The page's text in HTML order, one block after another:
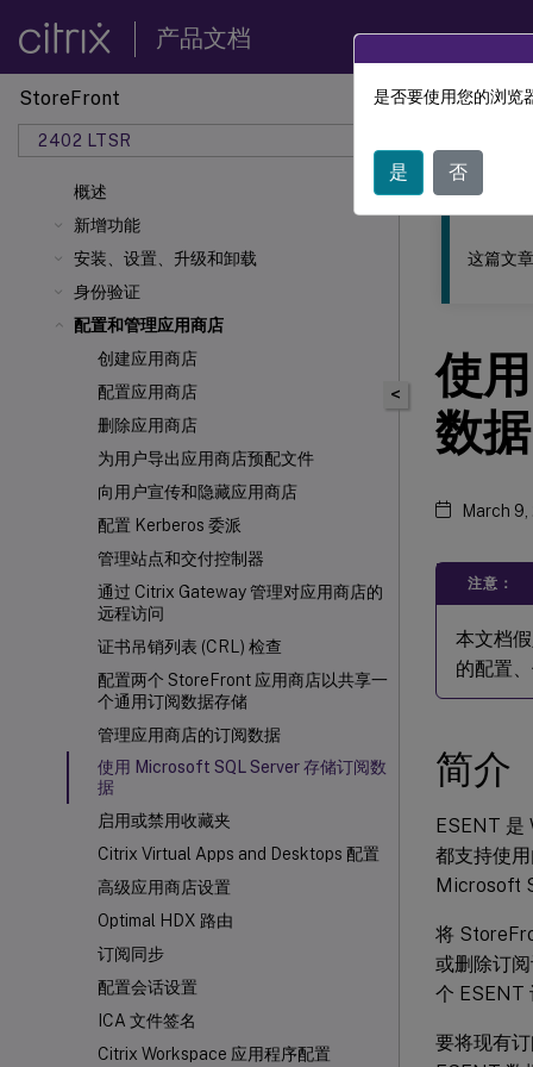
产品文档
StoreFront
2402 LTSR
概述
新增功能
安装、设置、升级和卸载
身份验证
配置和管理应用商店
创建应用商店
配置应用商店
删除应用商店
为用户导出应用商店预配文件
向用户宣传和隐藏应用商店
配置 Kerberos 委派
管理站点和交付控制器
通过 Citrix Gateway 管理对应用商店的
远程访问
证书吊销列表 (CRL) 检查
配置两个 StoreFront 应用商店以共享一
个通用订阅数据存储
管理应用商店的订阅数据
使用 Microsoft SQL Server 存储订阅数
据
启用或禁用收藏夹
Citrix Virtual Apps and Desktops 配置
高级应用商店设置
Optimal HDX 路由
订阅同步
配置会话设置
ICA 文件签名
Citrix Workspace 应用程序配置
此内容已经过
<
这篇文
使
数据
March
注意：
本文档
的配置
简介
ESENT 是
都支持使
Microsoft
将
或删除订
个 ESENT
要将现有
是否要使用您的浏览
是 否